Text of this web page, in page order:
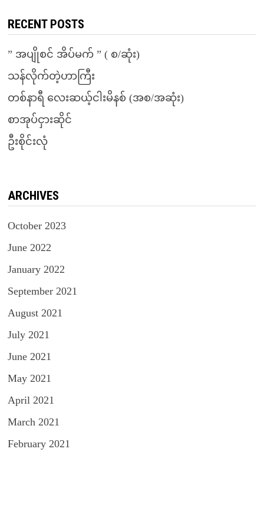
RECENT POSTS
” အပျိုစင် အိပ်မက် ” ( စ/ဆုံး)
သန်လိုက်တဲ့ဟာကြီး
တစ်နာရီ လေးဆယ့်ငါးမိနစ် (အစ/အဆုံး)
စာအုပ်ငှားဆိုင်
ဦးစိုင်းလုံ
ARCHIVES
October 2023
June 2022
January 2022
September 2021
August 2021
July 2021
June 2021
May 2021
April 2021
March 2021
February 2021